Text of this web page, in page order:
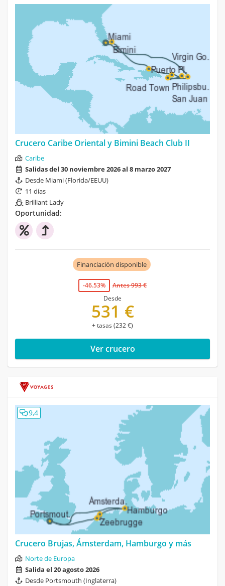
Crucero Caribe Oriental y Bimini Beach Club II
Caribe
Salidas del 30 noviembre 2026 al 8 marzo 2027
Desde Miami (Florida/EEUU)
11 días
Brilliant Lady
Oportunidad:
Financiación disponible
-46.53%
Antes 993 €
Desde
531 €
+ tasas (232 €)
Ver crucero
9,4
Crucero Brujas, Ámsterdam, Hamburgo y más
Norte de Europa
Salida el 20 agosto 2026
Desde Portsmouth (Inglaterra)